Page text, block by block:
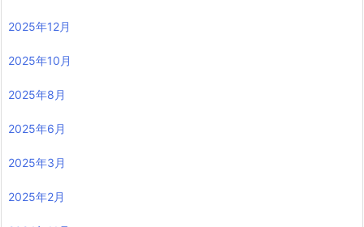
2025年12月
2025年10月
2025年8月
2025年6月
2025年3月
2025年2月